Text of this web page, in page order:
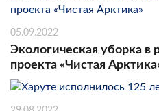
05.09.2022
Экологическая уборка в
проекта «Чистая